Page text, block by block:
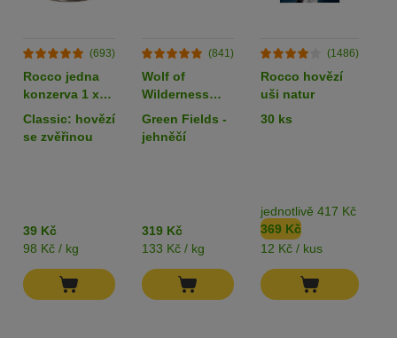
(693)
Rocco jedna
konzerva 1 x
400 g
Classic: hovězí
se zvěřinou
39 Kč
98 Kč / kg
(841)
Wolf of
Wilderness
Adult 6 x 400 g
- single protein
Green Fields -
jehněčí
319 Kč
133 Kč / kg
(1486)
Rocco hovězí
uši natur
30 ks
jednotlivě 417 Kč
369 Kč
12 Kč / kus